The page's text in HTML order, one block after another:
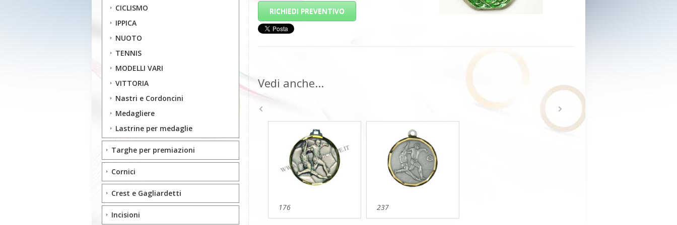
RICHIEDI PREVENTIVO
Vedi anche...
176 237
CICLISMO
IPPICA
NUOTO
TENNIS
MODELLI VARI
VITTORIA
Nastri e Cordoncini
Medagliere
Lastrine per medaglie
Targhe per premiazioni
Cornici
Crest e Gagliardetti
Incisioni